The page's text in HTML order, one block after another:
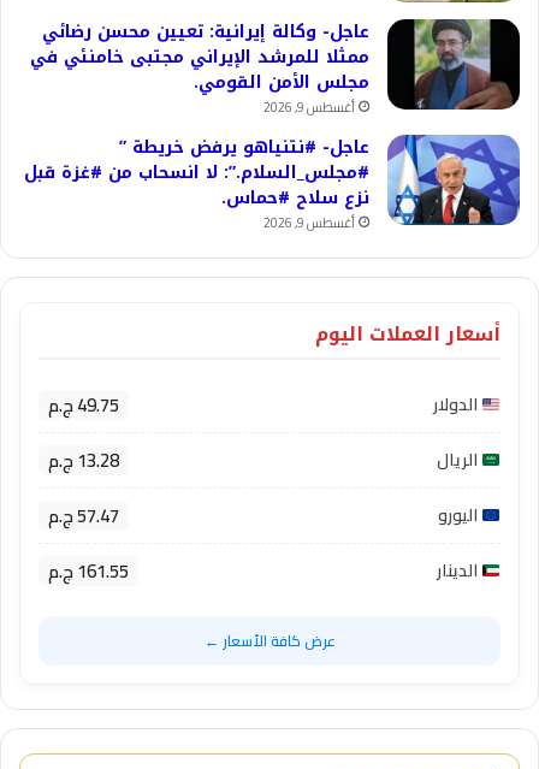
عاجل- وكالة إيرانية: تعيين محسن رضائي
ممثلا للمرشد الإيراني مجتبى خامنئي في
مجلس الأمن القومي.
أغسطس 9, 2026
عاجل- #نتنياهو يرفض خريطة ”
#مجلس_السلام.”: لا انسحاب من #غزة قبل
نزع سلاح #حماس.
أغسطس 9, 2026
أسعار العملات اليوم
الدولار 49.75 ج.م
الريال 13.28 ج.م
اليورو 57.47 ج.م
الدينار 161.55 ج.م
عرض كافة الأسعار ←